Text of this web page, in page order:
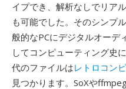
イプでき、解析なしでリア
も可能でした。そのシンプ
般的なPCにデジタルオーデ
してコンピューティング史
代のファイルはレトロコン
見つかります。SoXや